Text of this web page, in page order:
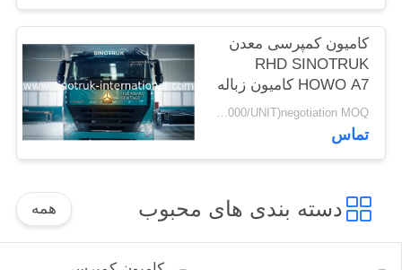
کامیون کمپرسی معدن
RHD SINOTRUK
HOWO A7 کامیون زباله
ZZ3257M3847N1 A7- PUSD38000-USD42000/UNIT)negotiation MOQ:واحد 1
تماس
دسته بندی های محبوب همه